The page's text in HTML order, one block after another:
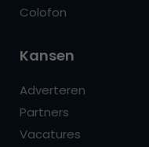
Colofon
Kansen
Adverteren
Partners
Vacatures